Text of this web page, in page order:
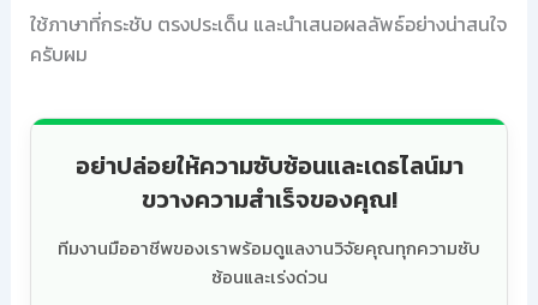
ใช้ภาษาที่กระชับ ตรงประเด็น และนำเสนอผลลัพธ์อย่างน่าสนใจ
ครับผม
อย่าปล่อยให้ความซับซ้อนและเดธไลน์มา
ขวางความสำเร็จของคุณ!
ทีมงานมืออาชีพของเราพร้อมดูแลงานวิจัยคุณทุกความซับ
ซ้อนและเร่งด่วน